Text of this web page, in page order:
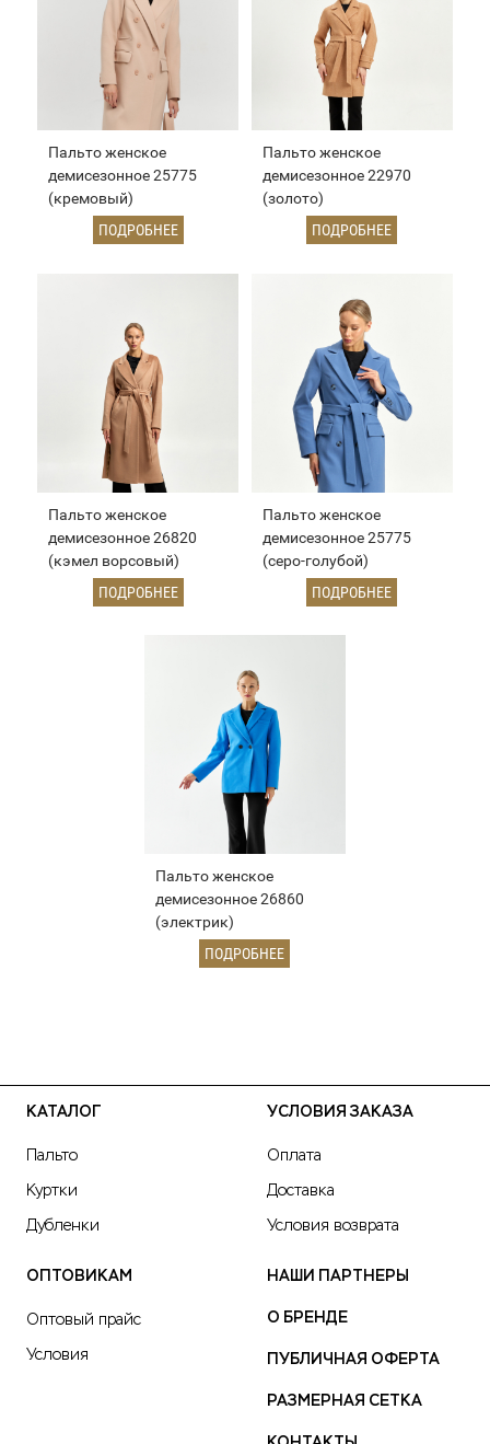
Пальто женское
демисезонное 25775
(кремовый)
ПОДРОБНЕЕ
Пальто женское
демисезонное 22970
(золото)
ПОДРОБНЕЕ
Пальто женское
демисезонное 26820
(кэмел ворсовый)
ПОДРОБНЕЕ
Пальто женское
демисезонное 25775
(серо-голубой)
ПОДРОБНЕЕ
Пальто женское
демисезонное 26860
(электрик)
ПОДРОБНЕЕ
КАТАЛОГ
Пальто
Куртки
Дубленки
УСЛОВИЯ ЗАКАЗА
Оплата
Доставка
Условия возврата
ОПТОВИКАМ
Оптовый прайс
Условия
НАШИ ПАРТНЕРЫ
О БРЕНДЕ
ПУБЛИЧНАЯ ОФЕРТА
РАЗМЕРНАЯ СЕТКА